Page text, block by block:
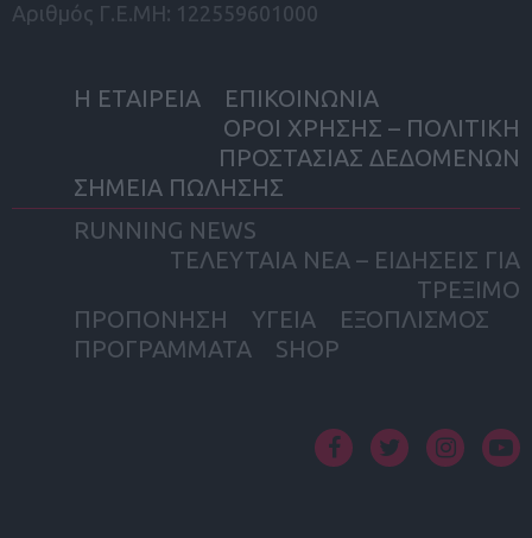
Αριθμός Γ.Ε.ΜΗ: 122559601000
Η ΕΤΑΙΡΕΙΑ
ΕΠΙΚΟΙΝΩΝΙΑ
ΟΡΟΙ ΧΡΗΣΗΣ – ΠΟΛΙΤΙΚΗ
ΠΡΟΣΤΑΣΙΑΣ ΔΕΔΟΜΕΝΩΝ
ΣΗΜΕΙΑ ΠΩΛΗΣΗΣ
RUNNING NEWS
ΤΕΛΕΥΤΑΙΑ ΝΕΑ – ΕΙΔΗΣΕΙΣ ΓΙΑ
ΤΡΕΞΙΜΟ
ΠΡΟΠΟΝΗΣΗ
ΥΓΕΙΑ
ΕΞΟΠΛΙΣΜΟΣ
ΠΡΟΓΡΑΜΜΑΤΑ
SHOP